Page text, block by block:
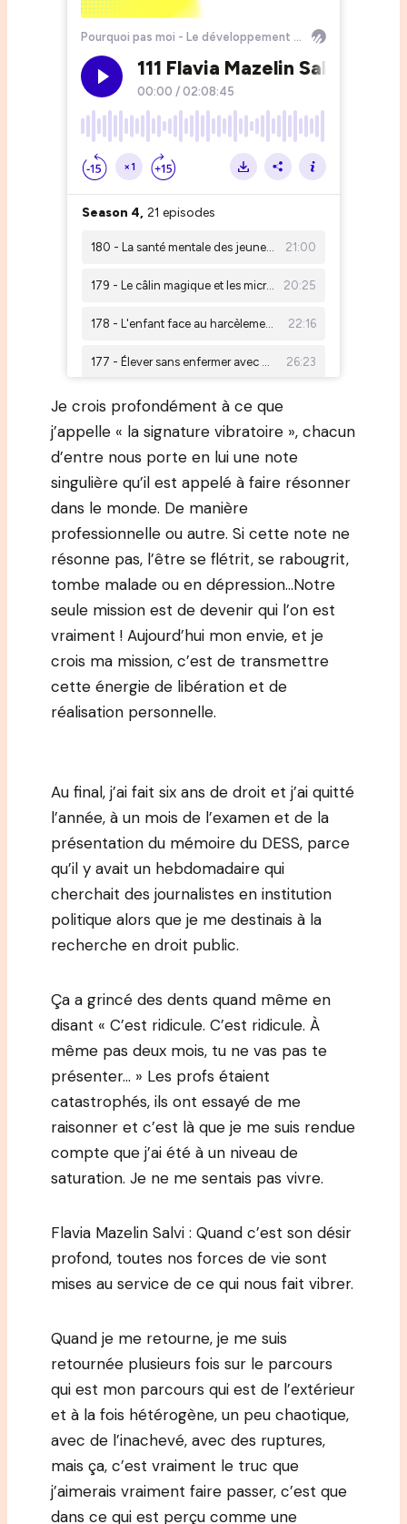
Je crois profondément à ce que
j’appelle « la signature vibratoire », chacun
d’entre nous porte en lui une note
singulière qu’il est appelé à faire résonner
dans le monde. De manière
professionnelle ou autre. Si cette note ne
résonne pas, l’être se flétrit, se rabougrit,
tombe malade ou en dépression…Notre
seule mission est de devenir qui l’on est
vraiment ! Aujourd’hui mon envie, et je
crois ma mission, c’est de transmettre
cette énergie de libération et de
réalisation personnelle.
Au final, j’ai fait six ans de droit et j’ai quitté
l’année, à un mois de l’examen et de la
présentation du mémoire du DESS, parce
qu’il y avait un hebdomadaire qui
cherchait des journalistes en institution
politique alors que je me destinais à la
recherche en droit public.
Ça a grincé des dents quand même en
disant « C’est ridicule. C’est ridicule. À
même pas deux mois, tu ne vas pas te
présenter… » Les profs étaient
catastrophés, ils ont essayé de me
raisonner et c’est là que je me suis rendue
compte que j’ai été à un niveau de
saturation. Je ne me sentais pas vivre.
Flavia Mazelin Salvi : Quand c’est son désir
profond, toutes nos forces de vie sont
mises au service de ce qui nous fait vibrer.
Quand je me retourne, je me suis
retournée plusieurs fois sur le parcours
qui est mon parcours qui est de l’extérieur
et à la fois hétérogène, un peu chaotique,
avec de l’inachevé, avec des ruptures,
mais ça, c’est vraiment le truc que
j’aimerais vraiment faire passer, c’est que
dans ce qui est perçu comme une